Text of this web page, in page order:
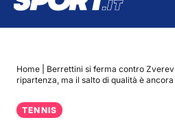
Home
Berrettini si ferma contro Zverev
ripartenza, ma il salto di qualità è
TENNIS